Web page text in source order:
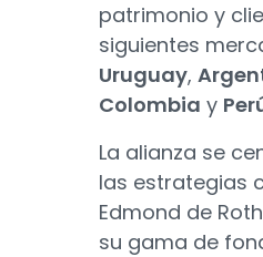
patrimonio y
siguientes
Uruguay,
Colombia y
La alianza se
las estrategias
Edmond de
su gama de